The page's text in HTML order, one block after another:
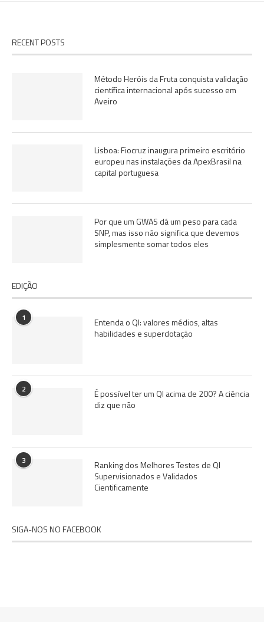
RECENT POSTS
Método Heróis da Fruta conquista validação
científica internacional após sucesso em
Aveiro
Lisboa: Fiocruz inaugura primeiro escritório
europeu nas instalações da ApexBrasil na
capital portuguesa
Por que um GWAS dá um peso para cada
SNP, mas isso não significa que devemos
simplesmente somar todos eles
EDIÇÃO
1
Entenda o QI: valores médios, altas
habilidades e superdotação
2
É possível ter um QI acima de 200? A ciência
diz que não
3
Ranking dos Melhores Testes de QI
Supervisionados e Validados
Cientificamente
SIGA-NOS NO FACEBOOK